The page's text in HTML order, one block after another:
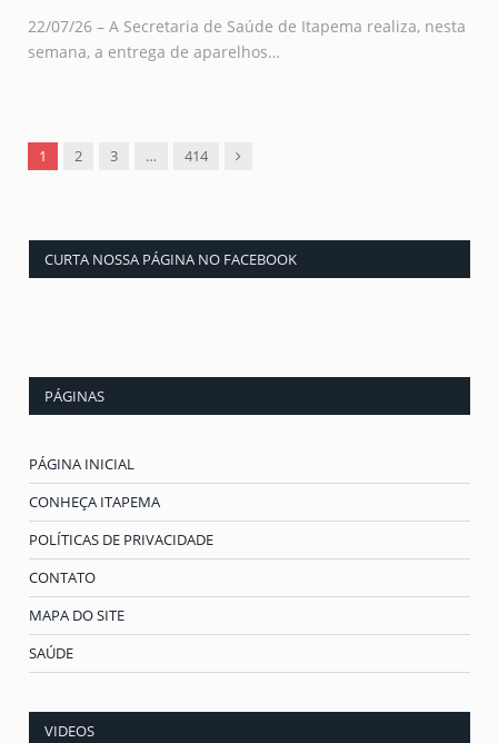
22/07/26 – A Secretaria de Saúde de Itapema realiza, nesta
semana, a entrega de aparelhos…
1 2 3 … 414 Next
CURTA NOSSA PÁGINA NO FACEBOOK
PÁGINAS
PÁGINA INICIAL
CONHEÇA ITAPEMA
POLÍTICAS DE PRIVACIDADE
CONTATO
MAPA DO SITE
SAÚDE
VIDEOS